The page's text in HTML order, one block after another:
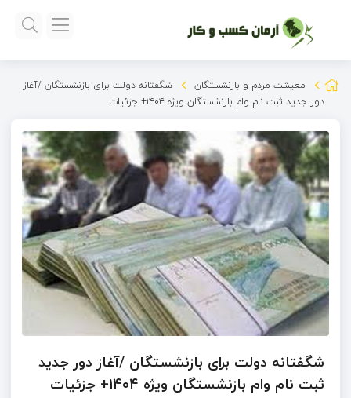
معیشت مردم و بازنشستگان
شگفتانه دولت برای بازنشستگان /آغاز
دور جدید ثبت نام وام بازنشستگان ویژه ۱۴۰۴+ جزئیات
شگفتانه دولت برای بازنشستگان /آغاز دور جدید
ثبت نام وام بازنشستگان ویژه ۱۴۰۴+ جزئیات